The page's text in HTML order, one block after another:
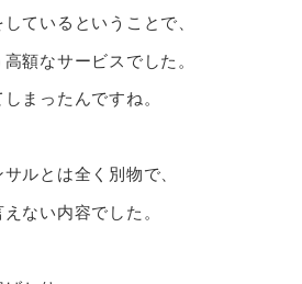
ているということで、
額なサービスでした。
まったんですね。
ルとは全く別物で、
ない内容でした。